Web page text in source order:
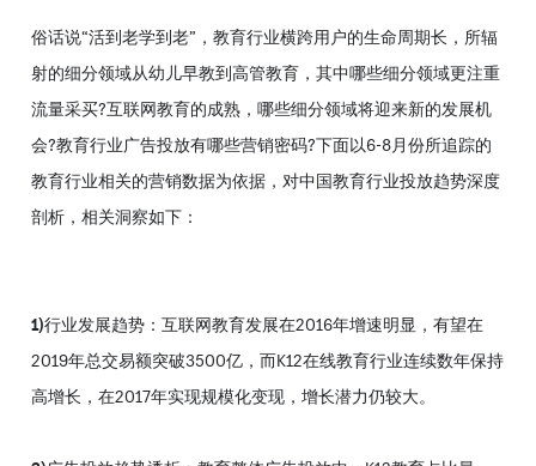
俗话说“活到老学到老”，教育行业横跨用户的生命周期长，所辐
射的细分领域从幼儿早教到高管教育，其中哪些细分领域更注重
流量采买?互联网教育的成熟，哪些细分领域将迎来新的发展机
会?教育行业广告投放有哪些营销密码?下面以6-8月份所追踪的
教育行业相关的营销数据为依据，对中国教育行业投放趋势深度
剖析，相关洞察如下：
1)行业发展趋势：互联网教育发展在2016年增速明显，有望在
2019年总交易额突破3500亿，而K12在线教育行业连续数年保持
高增长，在2017年实现规模化变现，增长潜力仍较大。